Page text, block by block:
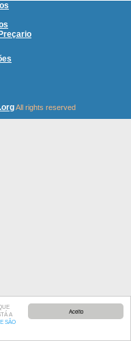
Aceito
A
SÃO
All rights reserved